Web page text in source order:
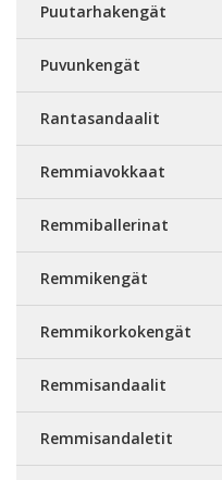
Puutarhakengät
Puvunkengät
Rantasandaalit
Remmiavokkaat
Remmiballerinat
Remmikengät
Remmikorkokengät
Remmisandaalit
Remmisandaletit